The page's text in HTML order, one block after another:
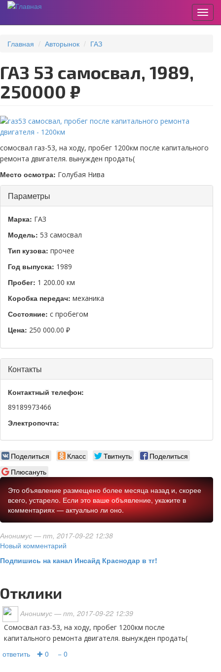
основному
Главная Авторынок ГАЗ
ГАЗ 53 самосвал, 1989,
250000 ₽
сомосвал газ-53, на ходу, пробег 1200км после капитального
ремонта двигателя. вынужден продать(
Место осмотра: Голубая Нива
Скрыть
Параметры
Марка: ГАЗ
Модель: 53 самосвал
Тип кузова: прочее
Год выпуска: 1989
Пробег: 1 200.00 км
Коробка передач: механика
Состояние: с пробегом
Цена: 250 000.00 ₽
Скрыть
Контакты
Контактный телефон:
89189973466
Электропочта:
Поделиться Класс Твитнуть
Поделиться
Плюсануть
Это объявление размещено более месяца назад и, скорее
всего, устарело. Если это ваше объявление, укажите в
комментариях — актуально ли оно.
Анонимус — пт, 2017-09-22 12:38
Новый комментарий
Подпишись на канал Инсайд Краснодар в тг!
Отклики
Анонимус — пт, 2017-09-22 12:39
сомосвал газ-53, на ходу, пробег 1200км после
капитального ремонта двигателя. вынужден продать(
ответить ✚ 0 − 0